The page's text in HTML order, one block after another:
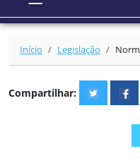
Início Legislação
Compartilhar: